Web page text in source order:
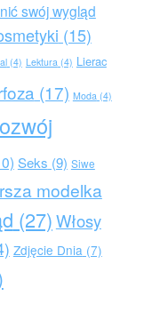
swój wygląd
(15)
(4) Lektura(4) Lierac
(17) Moda(4)
Seks (9) Siwe
modelka
(27)Włosy
Zdjęcie Dnia(7)